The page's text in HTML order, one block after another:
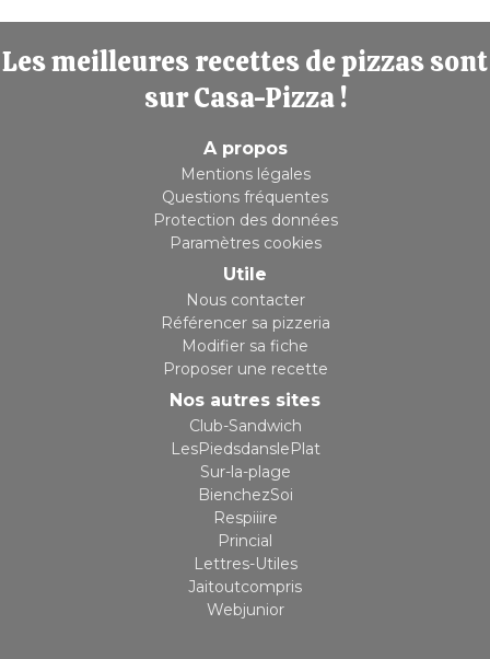
Les meilleures recettes de pizzas sont
sur Casa-Pizza !
A propos
Mentions légales
Questions fréquentes
Protection des données
Paramètres cookies
Utile
Nous contacter
Référencer sa pizzeria
Modifier sa fiche
Proposer une recette
Nos autres sites
Club-Sandwich
LesPiedsdanslePlat
Sur-la-plage
BienchezSoi
Respiiire
Princial
Lettres-Utiles
Jaitoutcompris
Webjunior